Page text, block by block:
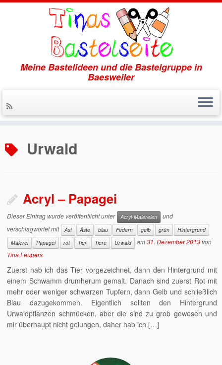
Inhalt
springen
Meine Bastelideen und die Bastelgruppe in
Baesweiler
Urwald
Acryl – Papagei
Dieser Eintrag wurde veröffentlicht unter Acryl-Malereien
und
verschlagwortet mit
Ast Äste blau Federn gelb grün
Hintergrund
Malerei
Papagei rot Tier Tiere Urwald am31. Dezember 2013 von
Tina Leupers
Zuerst hab ich das Tier vorgezeichnet, dann den Hintergrund mit
einem Schwamm drumherum gemalt. Danach sind zuerst Rot mit
mehr oder weniger schwarzen Tupfern, dann Gelb und schließlich
Blau dazugekommen. Eigentlich sollten den Hintergrund
Urwaldpflanzen schmücken, aber die sind zu grob gewesen und
mir überhaupt nicht gelungen, daher hab ich […]